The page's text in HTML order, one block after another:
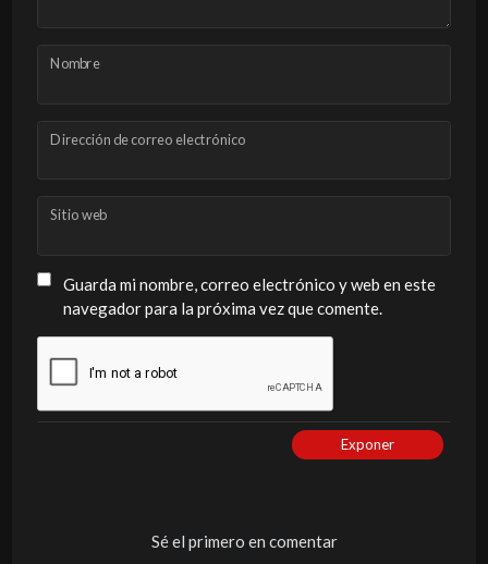
Nombre
Dirección de correo electrónico
Sitio web
Guarda mi nombre, correo electrónico y web en este
navegador para la próxima vez que comente.
Exponer
Sé el primero en comentar